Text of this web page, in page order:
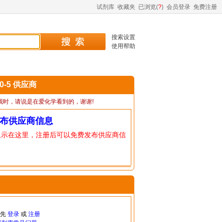
试剂库 收藏夹 已浏览(?) 会员登录 免费注册
搜索设置
使用帮助
5 供应商
时，请说是在爱化学看到的，谢谢!
供应商信息
在这里，注册后可以免费发布供应商信
登录或 注册